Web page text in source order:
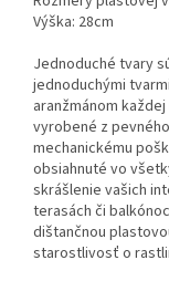
Výška: 28cm
Jednoduché tvary
jednoduchými
aranžmánom
vyrobené z
mechanickému
obsiahnuté vo
skrášlenie vašich
terasách či
dištančnou
starostlivosť o